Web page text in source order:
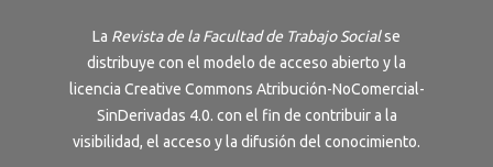
La Revista de la Facultad de Trabajo Socialse
distribuye con el modelo de acceso abierto y la
licencia Creative Commons Atribución-NoComercial-
SinDerivadas 4.0. con el fin de contribuir a la
visibilidad, el acceso y la difusión del conocimiento.